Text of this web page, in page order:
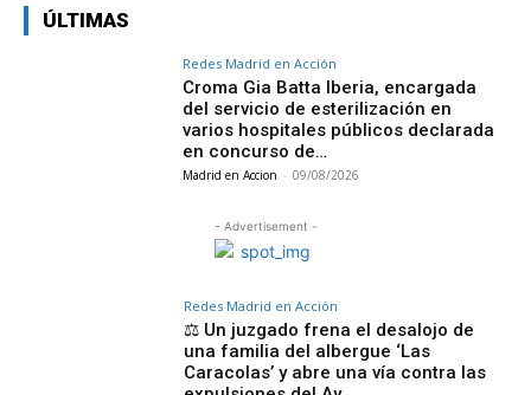
ÚLTIMAS
Redes Madrid en Acción
Croma Gia Batta Iberia, encargada
del servicio de esterilización en
varios hospitales públicos declarada
en concurso de…
Madrid en Accion - 09/08/2026
- Advertisement -
Redes Madrid en Acción
⚖️ Un juzgado frena el desalojo de
una familia del albergue ‘Las
Caracolas’ y abre una vía contra las